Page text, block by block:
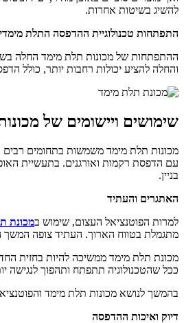
להשיג בשיטות אחרות.
התפתחות טכנולוגיית ההדפסה התלת
והחלה להציע יכולות רחבות יותר, כולל
שימושים ויישומים של
מכונות תלת מימד משמשות בתחומים רבים
עם הדפסת רקמות ואורגנים. בתעשיית
בניין.
האתגרים והעתיד
למרות הפוטנציאל העצום, שימוש במכונת
מתגמלת בטווח הארוך. העתיד צופה המשך
מכונת תלת מימד ממשיכה להיות בחזית
ככל שהטכנולוגיה תתפתח ותהפוך לנגישה
בהמשך לנושא מכונות תלת מימד
דיוק ואיכות ההדפסה